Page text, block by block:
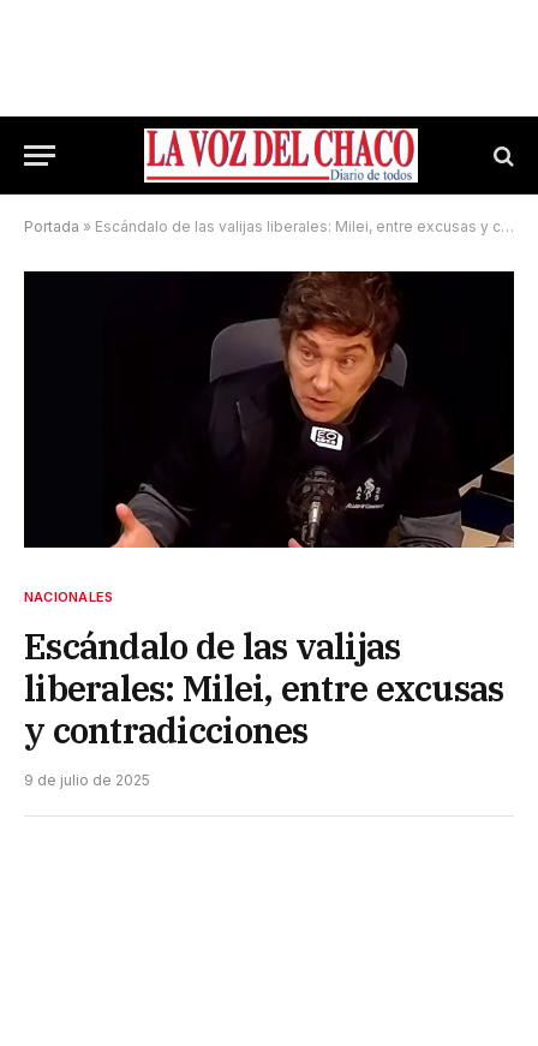
Portada » Escándalo de las valijas liberales: Milei, entre excusas y contradicciones
NACIONALES
Escándalo de las valijas
liberales: Milei, entre excusas
y contradicciones
9 de julio de 2025